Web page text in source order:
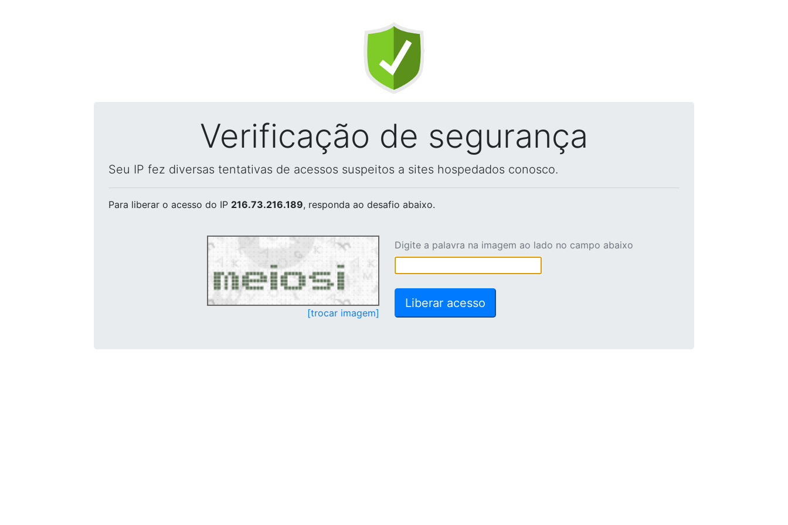
Verificação de segurança
Seu IP fez diversas tentativas de acessos suspeitos a sites hospedados conosco.
Para liberar o acesso do IP 216.73.216.189, responda ao desafio abaixo.
[trocar imagem]
Digite a palavra na imagem ao lado no campo abaixo